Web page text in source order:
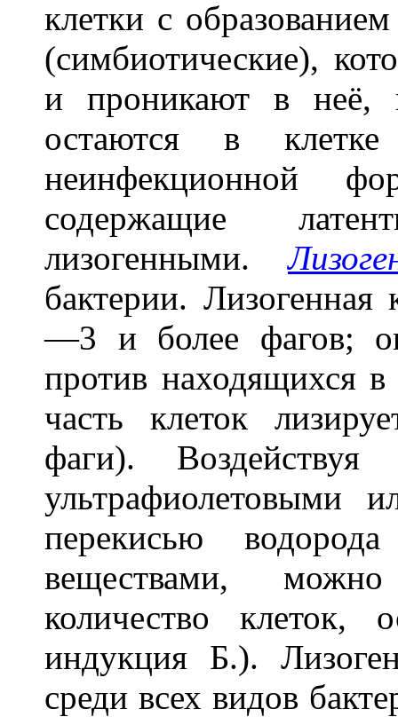
клетки с
(симбиотические),
и проникают в неё,
остаются в
неинфекционной
содержащие
лизогенными.
бактерии. Лизогенная
—3 и более фагов;
против находящихся
часть клеток
фаги).
ультрафиолетовыми
перекисью
веществами, можно
количество
индукция Б.).
среди всех видов